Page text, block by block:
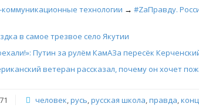
технологии → #ZаПравду.
в самое трезвое село Якутии
Путин за рулём КамАЗа пересёк
ветеран рассказал, почему он хочет
человек русь русская школа правда